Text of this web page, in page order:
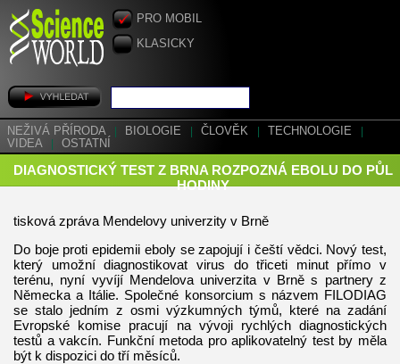
PRO MOBIL
KLASICKY
NEŽIVÁ PŘÍRODA BIOLOGIE ČLOVĚK TECHNOLOGIE
VIDEA
OSTATNÍ
DIAGNOSTICKÝ TEST Z BRNA ROZPOZNÁ EBOLU DO PŮL
HODINY
tisková zpráva Mendelovy univerzity v Brně
Do boje proti epidemii eboly se zapojují i čeští vědci. Nový test,
který umožní diagnostikovat virus do třiceti minut přímo v
terénu, nyní vyvíjí Mendelova univerzita v Brně s partnery z
Německa a Itálie. Společné konsorcium s názvem FILODIAG
se stalo jedním z osmi výzkumných týmů, které na zadání
Evropské komise pracují na vývoji rychlých diagnostických
testů a vakcín. Funkční metoda pro aplikovatelný test by měla
být k dispozici do tří měsíců.